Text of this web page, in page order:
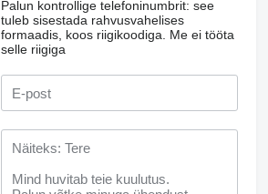
Palun kontrollige telefoninumbrit: see
tuleb sisestada rahvusvahelises
formaadis, koos riigikoodiga.
Me ei tööta
selle riigiga